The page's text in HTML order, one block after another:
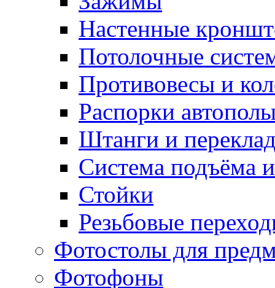
Настенные
Потолочные
Противовесы и
Распорки
Штанги и
Система подъёма
Стойки
Резьбовые
Фотостолы для
Фотофоны